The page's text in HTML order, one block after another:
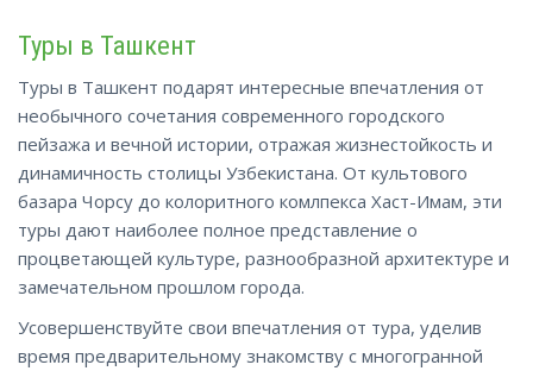
Туры в Ташкент
Туры в Ташкент подарят интересные впечатления от
необычного сочетания современного городского
пейзажа и вечной истории, отражая жизнестойкость и
динамичность столицы Узбекистана. От культового
базара Чорсу до колоритного комлпекса Хаст-Имам, эти
туры дают наиболее полное представление о
процветающей культуре, разнообразной архитектуре и
замечательном прошлом города.
Усовершенствуйте свои впечатления от тура, уделив
время предварительному знакомству с многогранной